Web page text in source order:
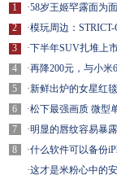
1
2
3
4
5
6
7
8
·58岁王姬罕露面为
·模玩周边：
·下半年SUV扎堆上
·再降200元，与小
·新鲜出炉的女星红
·松下最强画质 微型
·明显的唇纹容易暴
·什么软件可以备份
·这才是米粉心中的